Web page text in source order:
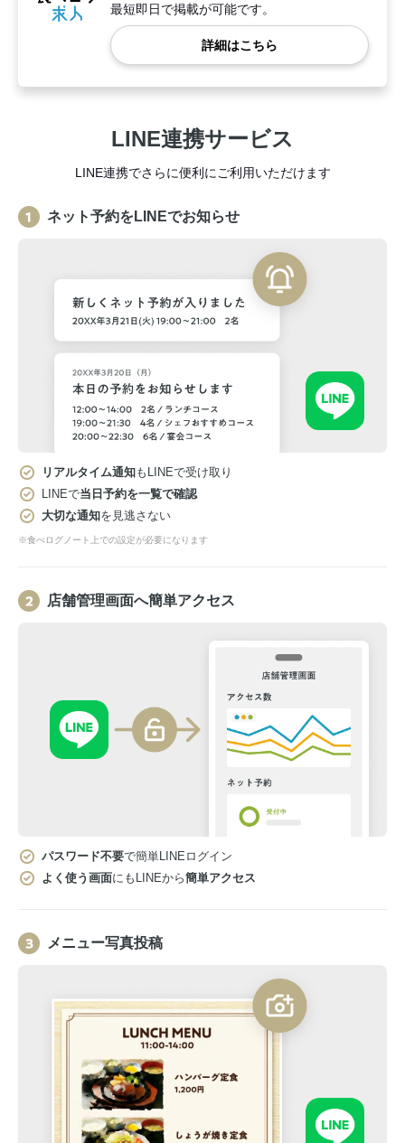
最短即日で掲載が可能です。
詳細はこちら
LINE連携サービス
LINE連携でさらに便利にご利用いただけます
ネット予約をLINEでお知らせ
リアルタイム通知もLINEで受け取り
LINEで当日予約を一覧で確認
大切な通知を見逃さない
※食べログノート上での設定が必要になります
店舗管理画面へ簡単アクセス
パスワード不要で簡単LINEログイン
よく使う画面にもLINEから簡単アクセス
メニュー写真投稿